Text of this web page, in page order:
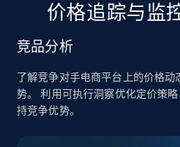
TikTok Shop - category
price, Final price, Discount
5.4K+ 668+
价格追踪与监
竞品分析
了解竞争对手电商平台上的价格动
势。 利用可执行洞察优化定价策
持竞争优势。